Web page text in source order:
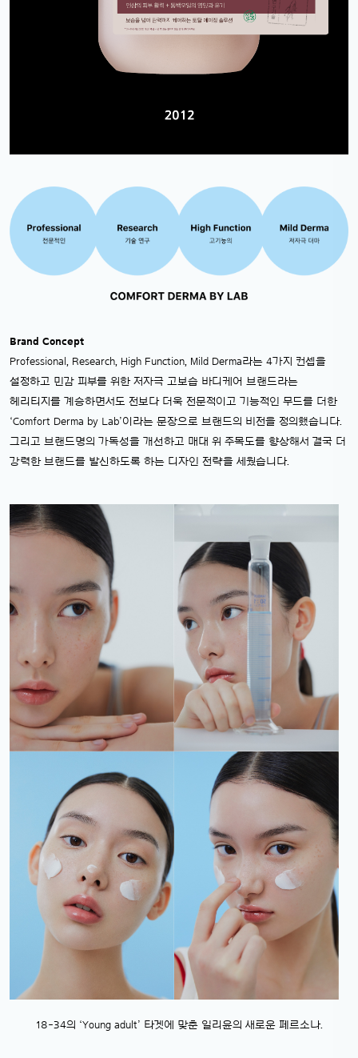
Brand Concept
Professional, Research, High Function, Mild Derma라는 4가지 컨셉을
설정하고 민감 피부를 위한 저자극 고보습 바디케어 브랜드라는
헤리티지를 계승하면서도 전보다 더욱 전문적이고 기능적인 무드를 더한
‘Comfort Derma by Lab’이라는 문장으로 브랜드의 비전을 정의했습니다.
그리고 브랜드명의 가독성을 개선하고 매대 위 주목도를 향상해서 결국 더
강력한 브랜드를 발신하도록 하는 디자인 전략을 세웠습니다.
18-34의 ‘Young adult’ 타겟에 맞춘 일리윤의 새로운 페르소나.